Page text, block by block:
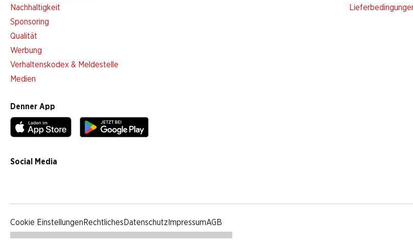
Nachhaltigkeit
Sponsoring
Qualität
Werbung
Verhaltenskodex & Meldestelle
Medien
Denner App
Social Media
Cookie Einstellungen Rechtliches Datenschutz ImpressumAGB